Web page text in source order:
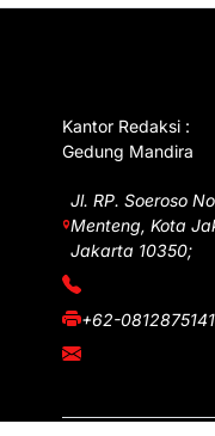
Kantor Redaksi :
Gedung Mandira
Jl. RP. Soeroso
Menteng, Kota
Jakarta 10350;
+62-